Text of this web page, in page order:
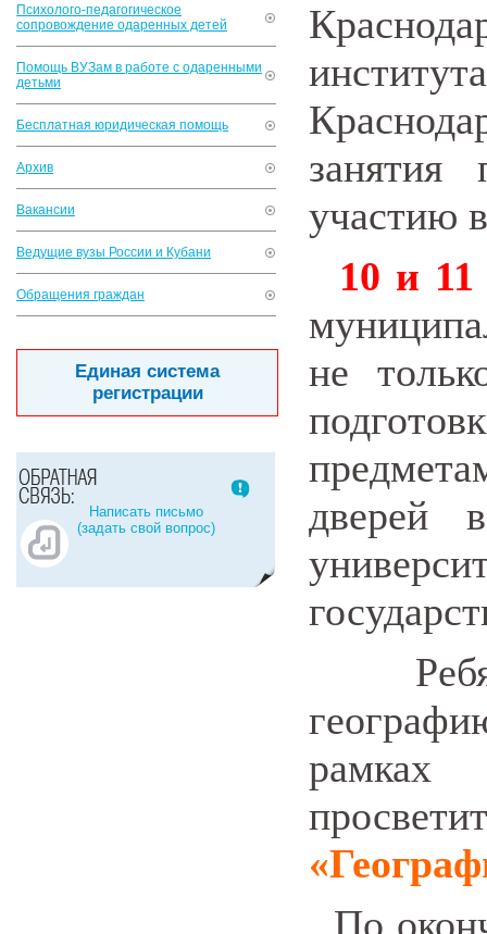
Психолого-педагогическое
сопровождение одаренных детей
Помощь ВУЗам в работе с одаренными
детьми
Бесплатная юридическая помощь
Архив
Вакансии
Ведущие вузы России и Кубани
Обращения граждан
Единая система
регистрации
Написать письмо
(задать свой вопрос)
занятия
участию
10 и
не
дверей
рамках
По